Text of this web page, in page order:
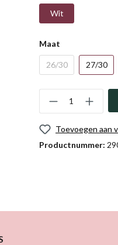
Wit
Maat
26/30 27/30
Toevoegen aan
Productnummer: